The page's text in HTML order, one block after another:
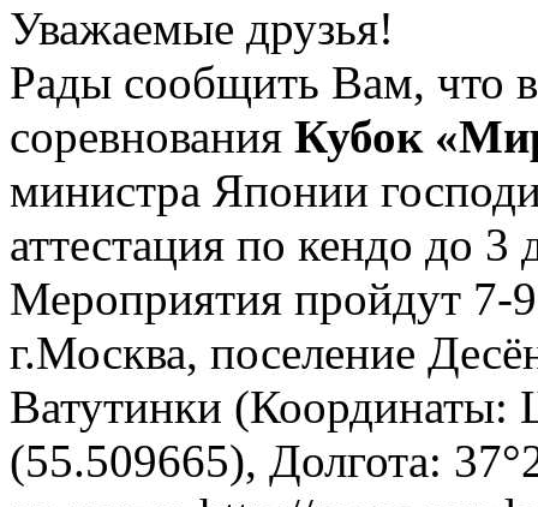
Уважаемые друзья!
Рады сообщить Вам, что в
соревнования Кубок
министра Японии
аттестация по кендо до 3
Мероприятия пройдут 7-
г.Москва, поселение
Ватутинки (Координаты:
(55.509665), Долгота: